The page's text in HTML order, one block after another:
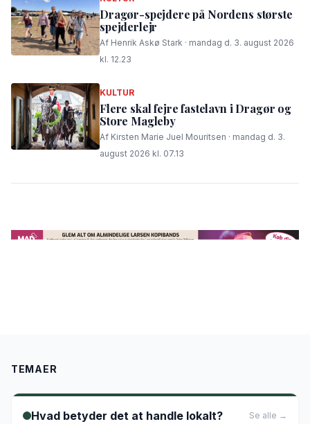
Dragør-spejdere på Nordens største
spejderlejr
Af Henrik Askø Stark · mandag d. 3. august 2026
kl. 12.23
KULTUR
Flere skal fejre fastelavn i Dragør og
Store Magleby
Af Kirsten Marie Juel Mouritsen · mandag d. 3.
august 2026 kl. 07.13
TEMAER
Hvad betyder det at handle lokalt? Se alle →